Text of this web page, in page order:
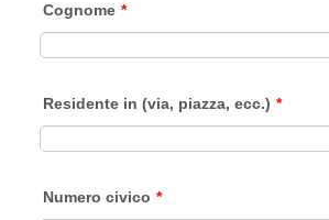
Cognome *
Residente in (via, piazza, ecc.) *
Numero civico *